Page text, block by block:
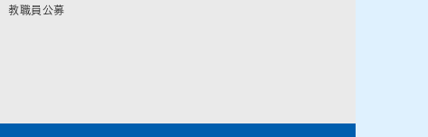
教職員公募